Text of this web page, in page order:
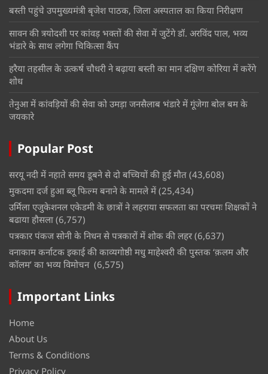
बस्ती पहुंचे उपमुख्यमंत्री बृजेश पाठक, जिला अस्पताल का किया निरीक्षण
सावन की त्रयोदशी पर कांवड़ भक्तों की सेवा में जुटेंगे डॉ. अरविंद पाल, भव्य
भंडारे के साथ लगेगा चिकित्सा कैंप
हरैया तहसील के उत्कर्ष चौधरी ने बढ़ाया बस्ती का मान दक्षिण कोरिया में करेंगे
शोध
तेनुआ में कांवड़ियों की सेवा को उमड़ा जनसैलाब भंडारे में गूंजेगा बोल बम के
जयकारे
Popular Post
सरयू नदी में नहाते समय डूबने से दो बच्चियों की हुई मौत (43,608)
मुकदमा दर्ज हुआ ब्लू फिल्म बनाने के मामले में (25,434)
उर्मिला एजुकेशनल एकेडमी के छात्रों ने लहराया सफलता का परचमः शिक्षकों ने
बढाया हौसला (6,757)
पत्रकार पंकज सोनी के निधन से पत्रकारों में शोक की लहर (6,637)
वनाकाम कर्नाटक इकाई की काव्यगोष्ठी मधु माहेश्वरी की पुस्तक ‘क़लम और
कॉलम’ का भव्य विमोचन (6,575)
Important Links
Home
About Us
Terms & Conditions
Privacy Policy